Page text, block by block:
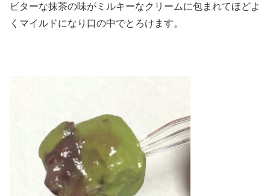
ビターな抹茶の味がミルキーなクリームに包まれてほどよ
くマイルドになり口の中でとろけます。